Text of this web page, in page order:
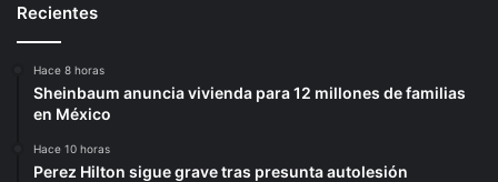
Recientes
Hace 8 horas
Sheinbaum anuncia vivienda para 12 millones de familias
en México
Hace 10 horas
Perez Hilton sigue grave tras presunta autolesión